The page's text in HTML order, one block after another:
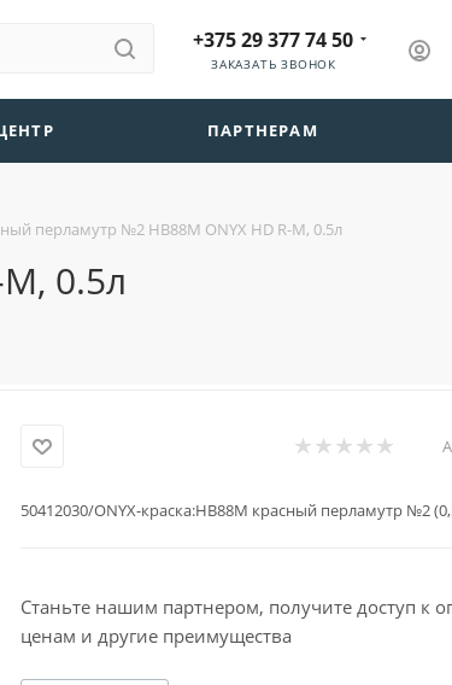
+375 29 377 74 50
ЗАКАЗАТЬ ЗВОНОК
ПАРТНЕРАМ
перламутр №2 HB88М ONYX HD R-M, 0.5л
0.5л
50412030/ONYX-краска:HB88М красный перламутр №2
Станьте нашим партнером, получите доступ к
ценам и другие преимущества